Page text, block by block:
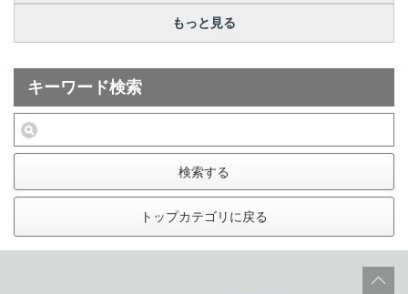
もっと見る
キーワード検索
検索する
トップカテゴリに戻る